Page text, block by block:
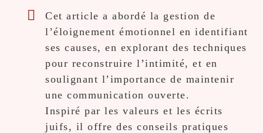
Cet article a abordé la gestion de
l’éloignement émotionnel en identifiant
ses causes, en explorant des techniques
pour reconstruire l’intimité, et en
soulignant l’importance de maintenir
une communication ouverte.
Inspiré par les valeurs et les écrits
juifs, il offre des conseils pratiques